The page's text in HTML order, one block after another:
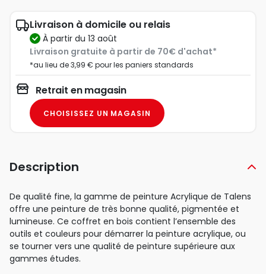
Livraison à domicile ou relais
à partir du 13 août
Livraison gratuite à partir de 70€ d'achat*
*au lieu de 3,99 € pour les paniers standards
Retrait en magasin
CHOISISSEZ UN MAGASIN
Description
De qualité fine, la gamme de peinture Acrylique de Talens
offre une peinture de très bonne qualité, pigmentée et
lumineuse. Ce coffret en bois contient l’ensemble des
outils et couleurs pour démarrer la peinture acrylique, ou
se tourner vers une qualité de peinture supérieure aux
gammes études.